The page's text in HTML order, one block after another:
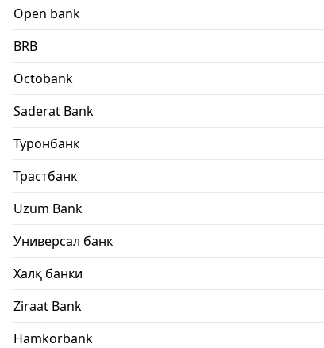
Open bank
BRB
Octobank
Saderat Bank
Туронбанк
Трастбанк
Uzum Bank
Универсал банк
Халқ банки
Ziraat Bank
Hamkorbank